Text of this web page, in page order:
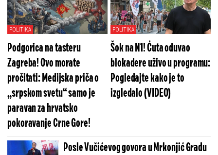
POLITIKA
Podgorica na tasteru
Zagreba! Ovo morate
pročitati: Medijska priča o
„srpskom svetu“ samo je
paravan za hrvatsko
pokoravanje Crne Gore!
POLITIKA
Šok na N1! Ćuta oduvao
blokadere uživo u programu:
Pogledajte kako je to
izgledalo (VIDEO)
Posle Vučićevog govora u Mrkonjić Gradu